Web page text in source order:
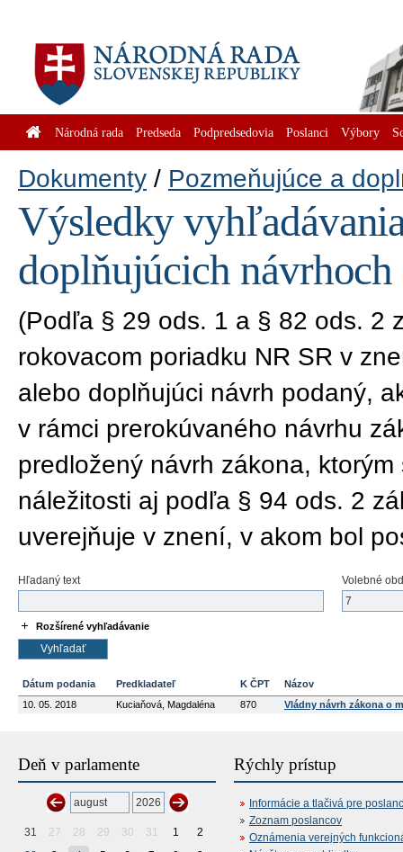
Národná rada Predseda Podpredsedovia Poslanci Výbory
Dokumenty Pozmeňujúce a
Výsledky
doplňujúcich návrhoch
(Podľa § 29 ods. 1 a § 82 ods. 2
rokovacom poriadku NR SR v
alebo doplňujúci návrh podaný,
v rámci prerokúvaného návrhu
predložený návrh zákona,
náležitosti aj podľa § 94 ods. 2
uverejňuje v znení, v akom bol
Hľadaný text Volebné
Rozšírené vyhľadávanie
Dátum podania Predkladateľ K ČPT
Názov
10. 05. 2018
Kuciaňová, Magdaléna 870 Vládny návrh zákona o
Deň v parlamente
31 27 28 29 30 31 1
2
Rýchly prístup
Informácie a tlačivá pre
Zoznam poslancov
Oznámenia verejných